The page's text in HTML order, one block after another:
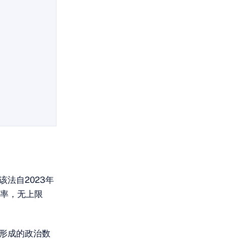
法自2023年
，无上限
成的政治数